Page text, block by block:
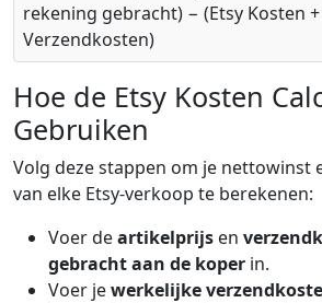
rekening gebracht) − (Etsy Kosten
Verzendkosten)
Hoe de Etsy Kosten
Gebruiken
Volg deze stappen om je nettowinst
van elke Etsy-verkoop te berekenen:
Voer deartikelprijs en
gebracht aan de koper in.
Voer jewerkelijke